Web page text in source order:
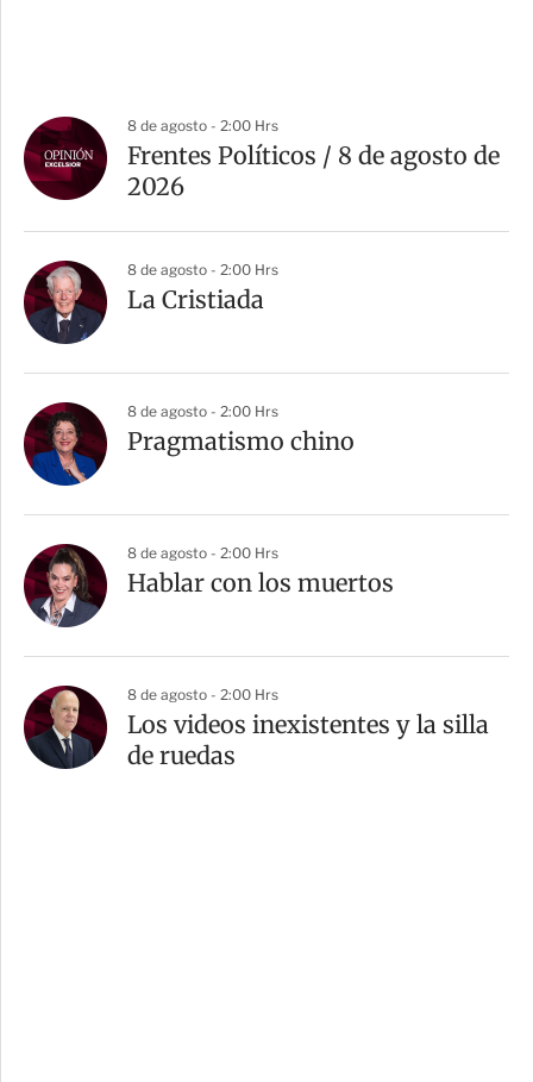
8 de agosto - 2:00 Hrs
Frentes Políticos / 8 de agosto de
2026
8 de agosto - 2:00 Hrs
La Cristiada
8 de agosto - 2:00 Hrs
Pragmatismo chino
8 de agosto - 2:00 Hrs
Hablar con los muertos
8 de agosto - 2:00 Hrs
Los videos inexistentes y la silla
de ruedas